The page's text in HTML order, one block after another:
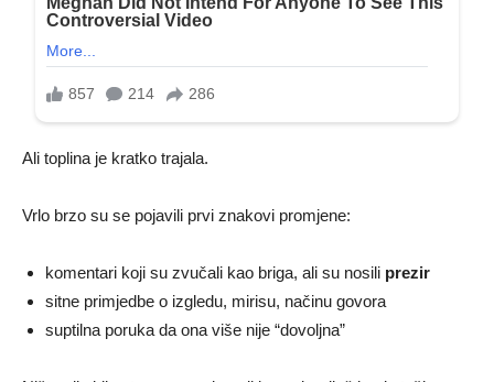
Ali toplina je kratko trajala.
Vrlo brzo su se pojavili prvi znakovi promjene:
komentari koji su zvučali kao briga, ali su nosili prezir
sitne primjedbe o izgledu, mirisu, načinu govora
suptilna poruka da ona više nije “dovoljna”